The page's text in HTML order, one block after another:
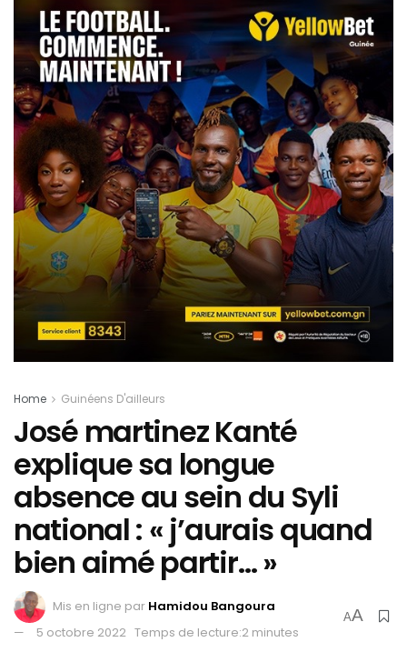
Home Guinéens D'ailleurs
José martinez Kanté
explique sa longue
absence au sein du Syli
national : « j’aurais quand
bien aimé partir… »
Mis en ligne par Hamidou Bangoura
5 octobre 2022 Temps de lecture:2 minutes
AA